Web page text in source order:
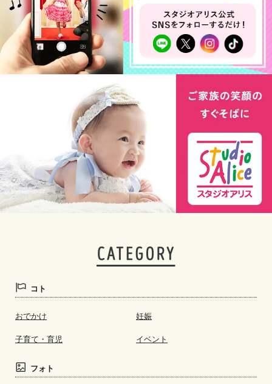
コト
おでかけ 妊娠
子育て・育児 イベント
フォト